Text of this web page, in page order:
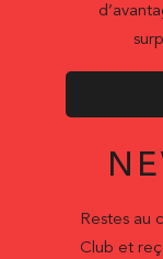
Restes au
Club et